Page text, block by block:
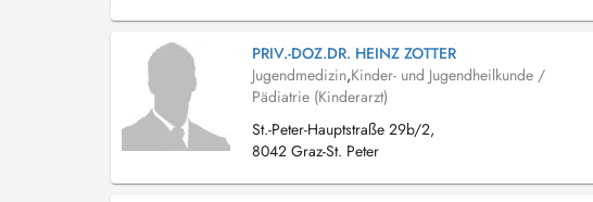
PRIV.-DOZ.DR. HEINZ ZOTTER
Jugendmedizin,Kinder- und Jugendheilkunde /
Pädiatrie (Kinderarzt)
St.-Peter-Hauptstraße 29b/2,
8042 Graz-St. Peter